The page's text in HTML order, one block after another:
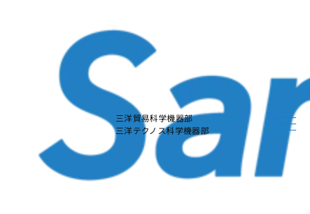
三洋貿易科学機器部
三洋テクノス科学機器部